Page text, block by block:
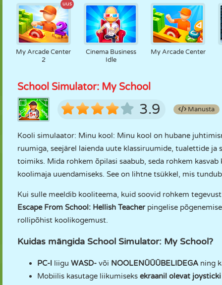
uus
My Arcade Center
2
Cinema Business
Idle
My Arcade Center
School Simulator: My School
3.9 Manusta
Kooli simulaator: Minu kool: Minu kool on hubane
ruumiga, seejärel laienda uute klassiruumide, tualettide
toimiks. Mida rohkem õpilasi saabub, seda rohkem
koolimaja uuendamiseks. See on lihtne tsükkel, mis
Kui sulle meeldib kooliteema, kuid soovid rohkem
Escape From School: Hellish Teacherpingelise
rollipõhist koolikogemust.
Kuidas mängida School Simulator: My School?
PC-l liigu WASD- või NOOLENÜÜÜBELIDEGA ning
Mobiilis kasutage liikumiseks ekraanil olevat